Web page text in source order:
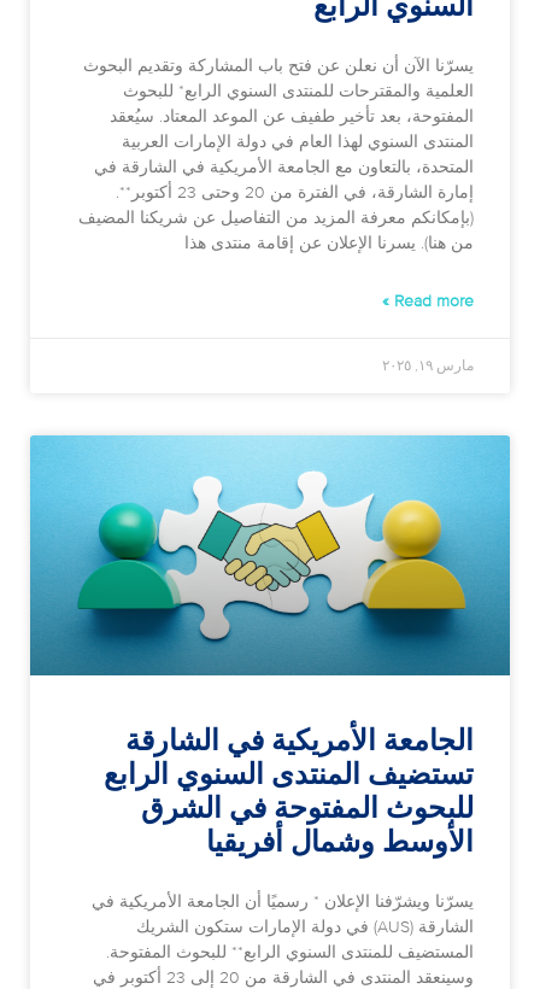
يسرّنا الآن أن نعلن عن فتح باب المشاركة وتقديم البحوث
العلمية والمقترحات للمنتدى السنوي الرابع* للبحوث
المفتوحة، بعد تأخير طفيف عن الموعد المعتاد. سيُعقد
المنتدى السنوي لهذا العام في دولة الإمارات العربية
المتحدة، بالتعاون مع الجامعة الأمريكية في الشارقة في
إمارة الشارقة، في الفترة من 20 وحتى 23 أكتوبر**.
(بإمكانكم معرفة المزيد من التفاصيل عن شريكنا المضيف
من هنا). يسرنا الإعلان عن إقامة منتدى هذا
Read more »
مارس ١٩, ٢٠٢٥
الجامعة الأمريكية في الشارقة
تستضيف المنتدى السنوي الرابع
للبحوث المفتوحة في الشرق
الأوسط وشمال أفريقيا
يسرّنا ويشرّفنا الإعلان * رسميًا أن الجامعة الأمريكية في
الشارقة (AUS) في دولة الإمارات ستكون الشريك
المستضيف للمنتدى السنوي الرابع** للبحوث المفتوحة.
وسينعقد المنتدى في الشارقة من 20 إلى 23 أكتوبر في